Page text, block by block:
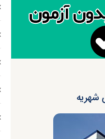
شهریه